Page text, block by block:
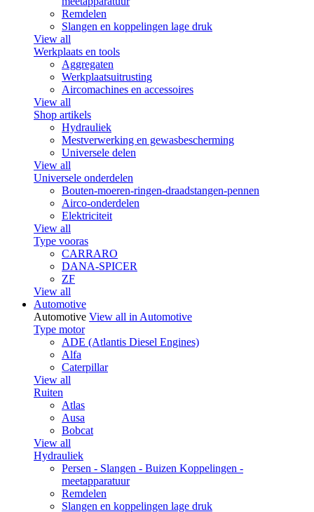
Remdelen
Slangen en koppelingen lage druk
View all
Werkplaats en tools
Aggregaten
Werkplaatsuitrusting
Aircomachines en accessoires
View all
Shop artikels
Hydrauliek
Mestverwerking en gewasbescherming
Universele delen
View all
Universele onderdelen
Bouten-moeren-ringen-draadstangen-pennen
Airco-onderdelen
Elektriciteit
View all
Type vooras
CARRARO
DANA-SPICER
ZF
View all
Automotive
Automotive View all in Automotive
Type motor
ADE (Atlantis Diesel Engines)
Alfa
Caterpillar
View all
Ruiten
Atlas
Ausa
Bobcat
View all
Hydrauliek
Persen - Slangen - Buizen Koppelingen -
meetapparatuur
Remdelen
Slangen en koppelingen lage druk